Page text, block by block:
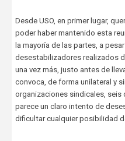
Desde USO, en primer lugar,
poder haber mantenido esta
la mayoría de las partes, a
desestabilizadores realizados
una vez más, justo antes de
convoca, de forma unilateral y
organizaciones sindicales, seis
parece un claro intento de
dificultar cualquier posibilidad